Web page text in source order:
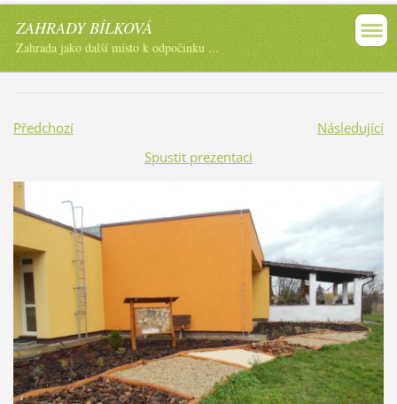
ZAHRADY BÍLKOVÁ
Zahrada jako další místo k odpočinku ...
Předchozí
Následující
Spustit prezentaci